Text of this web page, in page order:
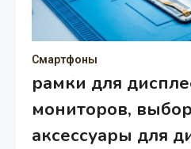
Смартфоны
рамки для
мониторов,
аксессуары для